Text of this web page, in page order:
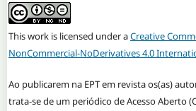
This work is licensed under aCreative
NonCommercial-NoDerivatives 4.0
Ao publicarem na EPT em revista os(as)
trata-se de um periódico de Acesso Aberto